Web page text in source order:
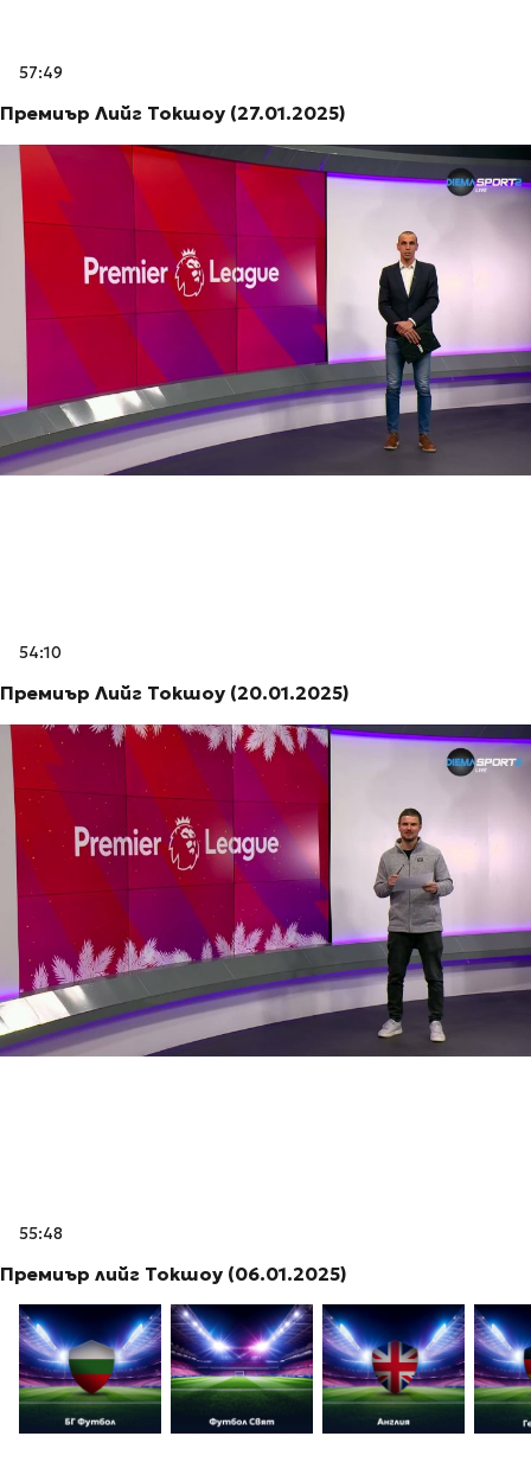
57:49
Премиър Лийг Токшоу (27.01.2025)
54:10
Премиър Лийг Токшоу (20.01.2025)
55:48
Премиър лийг Токшоу (06.01.2025)